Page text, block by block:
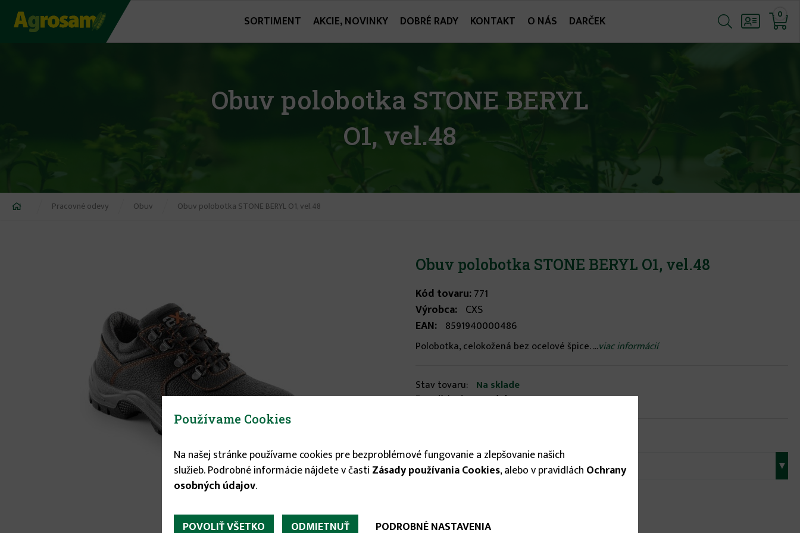
Jump
SORTIMENT AKCIE, NOVINKY DOBRÉ RADY KONTAKT O NÁS DARČEK 0
Obuv polobotka STONE BERYL
O1, vel.48
Nachádzate
Pracovné odevy Obuv Obuv polobotka STONE BERYL O1, vel.48
Obuv polobotka STONE BERYL O1, vel.48
Kód tovaru:771
Výrobca: CXS
EAN: 8591940000486
Polobotka, celokožená bez ocelové špice. ...viac informácií
Stav tovaru: Na sklade
Expedícia do: 1-3 dní
48
▾
Používame Cookies
Na našej stránke používame cookies pre bezproblémové fungovanie a zlepšovanie našich
služieb. Podrobné informácie nájdete v časti Zásady používania Cookies, alebo v pravidlách Ochrany
osobných údajov.
POVOLIŤ VŠETKO ODMIETNUŤ PODROBNÉ NASTAVENIA